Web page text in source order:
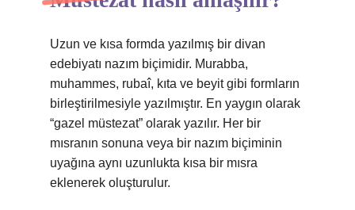
Uzun ve kısa formda yazılmış bir divan
edebiyatı nazım biçimidir. Murabba,
muhammes, rubaî, kıta ve beyit gibi formların
birleştirilmesiyle yazılmıştır. En yaygın olarak
“gazel müstezat” olarak yazılır. Her bir
mısranın sonuna veya bir nazım biçiminin
uyağına aynı uzunlukta kısa bir mısra
eklenerek oluşturulur.